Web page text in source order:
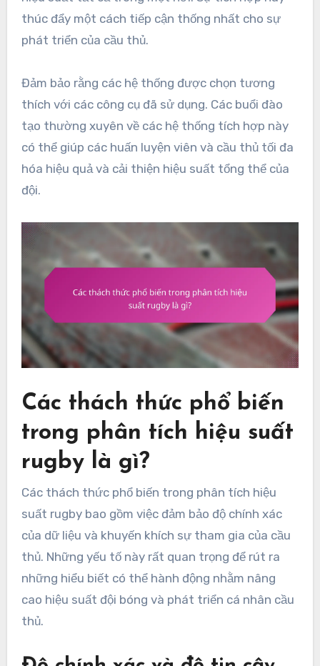
thúc đẩy một cách tiếp cận thống nhất cho sự
phát triển của cầu thủ.
Đảm bảo rằng các hệ thống được chọn tương
thích với các công cụ đã sử dụng. Các buổi đào
tạo thường xuyên về các hệ thống tích hợp này
có thể giúp các huấn luyện viên và cầu thủ tối đa
hóa hiệu quả và cải thiện hiệu suất tổng thể của
đội.
Các thách thức phổ biến
trong phân tích hiệu suất
rugby là gì?
Các thách thức phổ biến trong phân tích hiệu
suất rugby bao gồm việc đảm bảo độ chính xác
của dữ liệu và khuyến khích sự tham gia của cầu
thủ. Những yếu tố này rất quan trọng để rút ra
những hiểu biết có thể hành động nhằm nâng
cao hiệu suất đội bóng và phát triển cá nhân cầu
thủ.